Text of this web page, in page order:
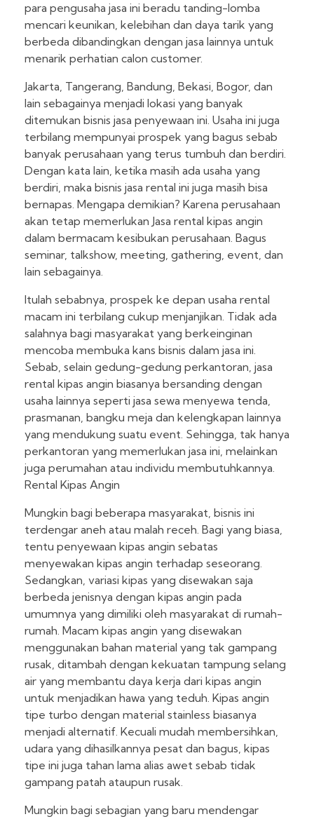
para pengusaha jasa ini beradu tanding-lomba
mencari keunikan, kelebihan dan daya tarik yang
berbeda dibandingkan dengan jasa lainnya untuk
menarik perhatian calon customer.
Jakarta, Tangerang, Bandung, Bekasi, Bogor, dan
lain sebagainya menjadi lokasi yang banyak
ditemukan bisnis jasa penyewaan ini. Usaha ini juga
terbilang mempunyai prospek yang bagus sebab
banyak perusahaan yang terus tumbuh dan berdiri.
Dengan kata lain, ketika masih ada usaha yang
berdiri, maka bisnis jasa rental ini juga masih bisa
bernapas. Mengapa demikian? Karena perusahaan
akan tetap memerlukan Jasa rental kipas angin
dalam bermacam kesibukan perusahaan. Bagus
seminar, talkshow, meeting, gathering, event, dan
lain sebagainya.
Itulah sebabnya, prospek ke depan usaha rental
macam ini terbilang cukup menjanjikan. Tidak ada
salahnya bagi masyarakat yang berkeinginan
mencoba membuka kans bisnis dalam jasa ini.
Sebab, selain gedung-gedung perkantoran, jasa
rental kipas angin biasanya bersanding dengan
usaha lainnya seperti jasa sewa menyewa tenda,
prasmanan, bangku meja dan kelengkapan lainnya
yang mendukung suatu event. Sehingga, tak hanya
perkantoran yang memerlukan jasa ini, melainkan
juga perumahan atau individu membutuhkannya.
Rental Kipas Angin
Mungkin bagi beberapa masyarakat, bisnis ini
terdengar aneh atau malah receh. Bagi yang biasa,
tentu penyewaan kipas angin sebatas
menyewakan kipas angin terhadap seseorang.
Sedangkan, variasi kipas yang disewakan saja
berbeda jenisnya dengan kipas angin pada
umumnya yang dimiliki oleh masyarakat di rumah-
rumah. Macam kipas angin yang disewakan
menggunakan bahan material yang tak gampang
rusak, ditambah dengan kekuatan tampung selang
air yang membantu daya kerja dari kipas angin
untuk menjadikan hawa yang teduh. Kipas angin
tipe turbo dengan material stainless biasanya
menjadi alternatif. Kecuali mudah membersihkan,
udara yang dihasilkannya pesat dan bagus, kipas
tipe ini juga tahan lama alias awet sebab tidak
gampang patah ataupun rusak.
Mungkin bagi sebagian yang baru mendengar